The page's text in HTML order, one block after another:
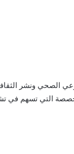
الصحي ونشر
التي تسهم في